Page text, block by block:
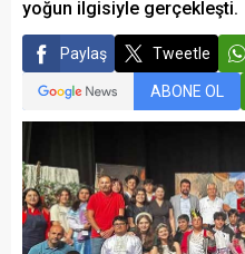
yoğun ilgisiyle gerçekleşti.
Paylaş Tweetle
ABONE OL